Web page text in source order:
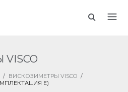
/ ВИСКОЗИМЕТРЫ VISCO /
Е)